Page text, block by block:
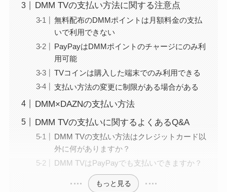
DMM TVの支払い方法に関する注意点
無料配布のDMMポイントは月額料金の支払
いで利用できない
PayPayはDMMポイントのチャージにのみ利
用可能
TVコインは購入した端末でのみ利用できる
支払い方法の変更に制限がある場合がある
DMM×DAZNの支払い方法
DMM TVの支払いに関するよくあるQ&A
DMM TVの支払い方法はクレジットカード以
外に何がありますか？
DMM TVはPayPayでも支払いできますか？
もっと見る